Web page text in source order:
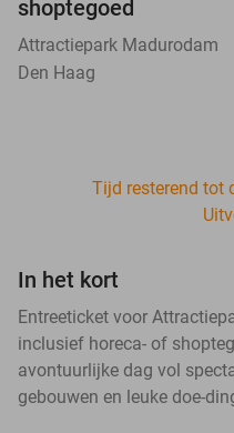
shoptegoed
Attractiepark Madurodam
Den Haag
Tijd resterend tot
In het kort
Entreeticket voor
inclusief horeca- of
avontuurlijke dag vol
gebouwen en leuke doe-